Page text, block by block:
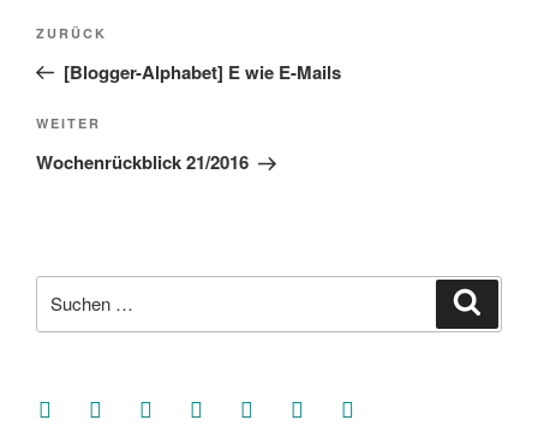
Beitragsnavigation
Vorheriger
Beitrag
ZURÜCK
[Blogger-Alphabet] E wie E-Mails
Nächster
Beitrag
WEITER
Wochenrückblick 21/2016
nach:
facebooksoundcloud
twitter mastodoninstagramthreads goodreads